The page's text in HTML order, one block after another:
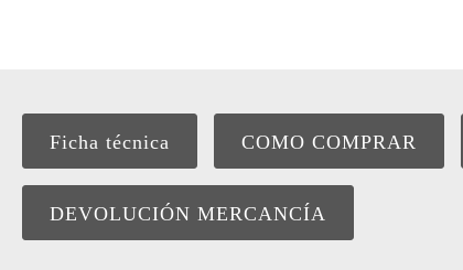
Ficha técnica COMO COMPRAR
DEVOLUCIÓN MERCANCÍA